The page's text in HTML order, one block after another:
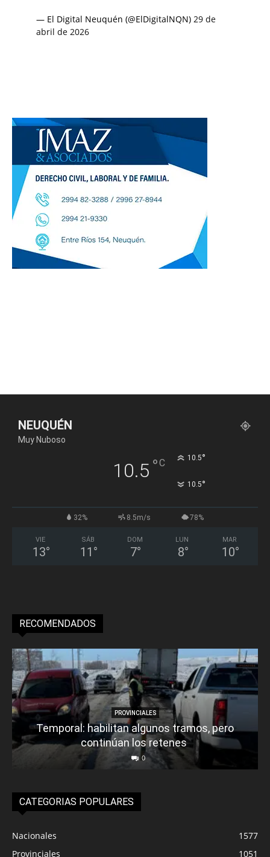
— El Digital Neuquén (@ElDigitalNQN) 29 de
abril de 2026
NEUQUÉN
Muy Nuboso
10.5 °C 10.5°
10.5°
32% 8.5m/s 78%
VIE
13°
SÁB
11 °
DOM
7°
LUN
8°
MAR
10°
RECOMENDADOS
PROVINCIALES
Temporal: habilitan algunos tramos, pero
continúan los retenes
0
CATEGORIAS POPULARES
Nacionales
1577
Provinciales
1051